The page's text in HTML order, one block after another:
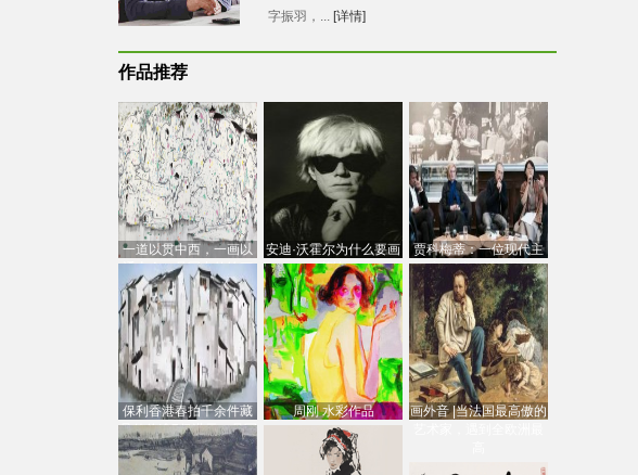
字振羽，... [详情]
作品推荐
一道以贯中西，一画以
通古今：吴冠中的绘画
创
安迪·沃霍尔为什么要画
芭比
贾科梅蒂：一位现代主
义的“当代”艺术家
保利香港春拍千余件藏
品估价逾7亿港元，吴冠
中
周刚 水彩作品
画外音 |当法国最高傲的